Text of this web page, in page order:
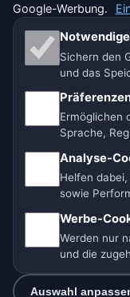
🇩🇪 Wetter
🇨🇿 Tschechien
🌎 Lateinamerika
🌍
Google-Werbung.
Sichern den
und das
Ermöglichen
Sprache,
Analyse-
Helfen
sowie
Werbe-
Werden nur
und die
Auswahl